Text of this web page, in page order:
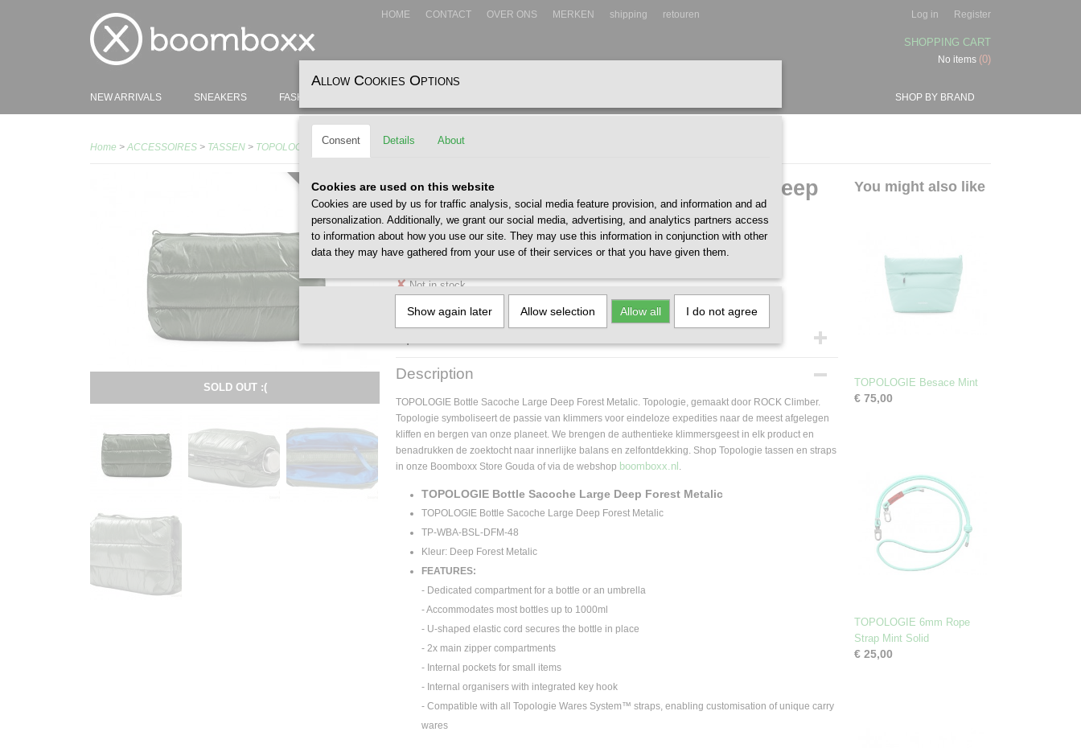
HOME CONTACT OVER ONS MERKEN shipping retouren Log in Register
SHOPPING CART
No items (0)
SHOP BY BRAND
NEW ARRIVALS SNEAKERS FASHION
Home >ACCESSOIRES > TASSEN > TOPOLOGIE TOPOLOGIE Bottle Sacoche Large Deep Forest Metalic
SOLD OUT :(
EXCL. STRAP
TOPOLOGIE Bottle Sacoche Large Deep
Forest Metalic
€ 100,00 (including VAT 21%)
✘ Not in stock
Product code
Supplier product code
Description
TOPOLOGIE Bottle Sacoche Large Deep Forest Metalic. Topologie, gemaakt door ROCK Climber.
Topologie symboliseert de passie van klimmers voor eindeloze expedities naar de meest afgelegen
kliffen en bergen van onze planeet. We brengen de authentieke klimmersgeest in elk product en
benadrukken de zoektocht naar innerlijke balans en zelfontdekking. Shop Topologie tassen en straps
in onze Boomboxx Store Gouda of via de webshop boomboxx.nl .
TOPOLOGIE Bottle Sacoche Large Deep Forest Metalic
TOPOLOGIE Bottle Sacoche Large Deep Forest Metalic
TP-WBA-BSL-DFM-48
Kleur: Deep Forest Metalic
FEATURES:
- Dedicated compartment for a bottle or an umbrella
- Accommodates most bottles up to 1000ml
- U-shaped elastic cord secures the bottle in place
- 2x main zipper compartments
- Internal pockets for small items
- Internal organisers with integrated key hook
- Compatible with all Topologie Wares System™ straps, enabling customisation of unique carry
wares
You might also like
TOPOLOGIE Besace Mint
€ 75,00
TOPOLOGIE 6mm Rope
Strap Mint Solid
€ 25,00
Allow Cookies Options
Consent Details About
Cookies are used on this website
Cookies are used by us for traffic analysis, social media feature provision, and information and ad
personalization. Additionally, we grant our social media, advertising, and analytics partners access
to information about how you use our site. They may use this information in conjunction with other
data they may have gathered from your use of their services or that you have given them.
Show again later Allow selection Allow all I do not agree